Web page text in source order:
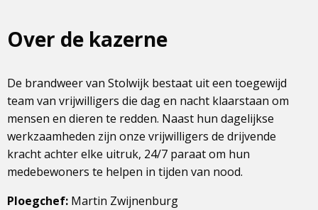
Over de kazerne
De brandweer van Stolwijk bestaat uit een toegewijd
team van vrijwilligers die dag en nacht klaarstaan om
mensen en dieren te redden. Naast hun dagelijkse
werkzaamheden zijn onze vrijwilligers de drijvende
kracht achter elke uitruk, 24/7 paraat om hun
medebewoners te helpen in tijden van nood.
Ploegchef: Martin Zwijnenburg